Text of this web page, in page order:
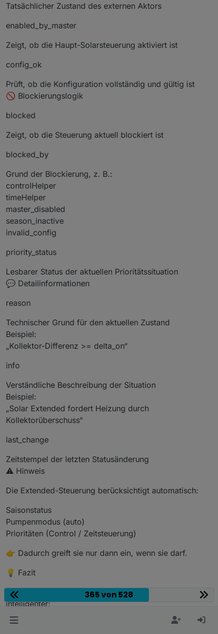
Tatsächlicher Zustand des externen Aktors
enabled_by_master
Zeigt, ob die Haupt-Solarsteuerung aktiviert ist
config_ok
Prüft, ob die Konfiguration vollständig und gültig ist
🚫 Blockierungslogik
blocked
Zeigt, ob die Steuerung aktuell blockiert ist
blocked_by
Grund der Blockierung, z. B.:
controlHelper
timeHelper
master_disabled
season_inactive
invalid_config
priority_status
Lesbarer Status der aktuellen Prioritätssituation
💬 Detailinformationen
reason
Technischer Grund für den aktuellen Zustand
Beispiel:
„Kollektor-Differenz >= delta_on“
info
Verständliche Beschreibung der Situation
Beispiel:
„Solar Extended fordert Heizung durch
Kollektorüberschuss“
last_change
Zeitstempel der letzten Statusänderung
⚠️ Hinweis
Die Extended-Steuerung berücksichtigt automatisch:
Saisonstatus
Pumpenmodus (auto)
Prioritäten (Control / Zeitsteuerung)
👉 Dadurch greift sie nur dann ein, wenn sie darf.
💡 Fazit
Mit Version 1.3.0 wird die Solarsteuerung deutlich
intelligenter:
echte temperaturbasierte Regelung
365 von 528